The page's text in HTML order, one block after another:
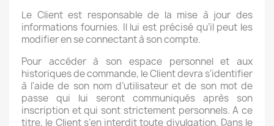
Le Client est responsable de la mise à jour des
informations fournies. Il lui est précisé qu’il peut les
modifier en se connectant à son compte.
Pour accéder à son espace personnel et aux
historiques de commande, le Client devra s'identifier
à l'aide de son nom d’utilisateur et de son mot de
passe qui lui seront communiqués après son
inscription et qui sont strictement personnels. A ce
titre, le Client s’en interdit toute divulgation. Dans le